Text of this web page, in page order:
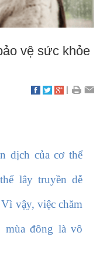
vệ sức khỏe
|
dịch của cơ thể
lây truyền dễ
vậy, việc chăm
mùa đông là vô